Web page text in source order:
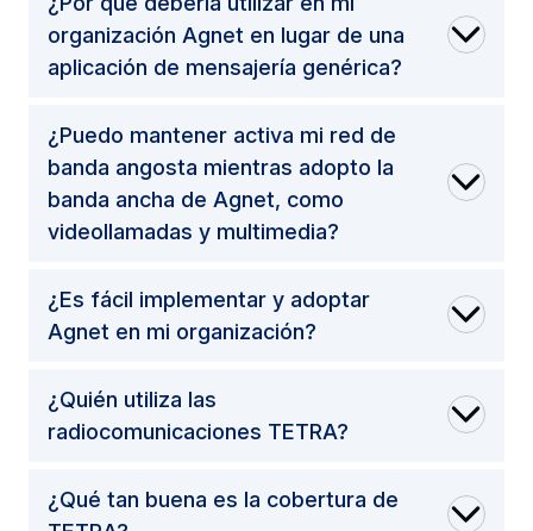
organización Agnet en lugar de una
aplicación de mensajería genérica?
¿Puedo mantener activa mi red de
banda angosta mientras adopto la
banda ancha de Agnet, como
videollamadas y multimedia?
¿Es fácil implementar y adoptar
Agnet en mi organización?
¿Quién utiliza las
radiocomunicaciones TETRA?
¿Qué tan buena es la cobertura de